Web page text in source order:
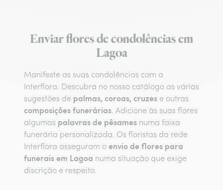
Enviar flores de condolências em
Lagoa
Manifeste as suas condolências com a
Interflora. Descubra no nosso catálogo as várias
sugestões de palmas, coroas, cruzes e outras
composições funerárias. Adicione às suas flores
algumas palavras de pêsames numa faixa
funerária personalizada. Os floristas da rede
Interflora asseguram o envio de flores para
funerais em Lagoa numa situação que exige
discrição e respeito.